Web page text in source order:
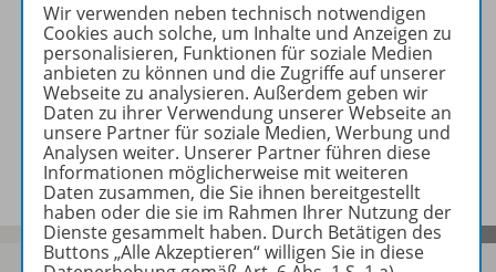
Bitte geben Sie den Online-Schlüssel ein, der in der
unteren Ecke auf der hinteren Umschlaginnenseite
des Unterrichtsmodells eingedruckt ist.
Einlösen
Wir verwenden neben technisch notwendigen
Cookies auch solche, um Inhalte und Anzeigen zu
personalisieren, Funktionen für soziale Medien
anbieten zu können und die Zugriffe auf unserer
Webseite zu analysieren. Außerdem geben wir
Daten zu ihrer Verwendung unserer Webseite an
unsere Partner für soziale Medien, Werbung und
Analysen weiter. Unserer Partner führen diese
Informationen möglicherweise mit weiteren
Daten zusammen, die Sie ihnen bereitgestellt
haben oder die sie im Rahmen Ihrer Nutzung der
Dienste gesammelt haben. Durch Betätigen des
Buttons „Alle Akzeptieren“ willigen Sie in diese